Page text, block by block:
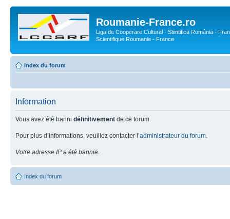
Roumanie-France.ro
Liga de Cooperare Cultural - Stiintifica România -
Scientifique Roumanie - France
Index du forum
Information
Vous avez été banni définitivement de ce forum.
Pour plus d’informations, veuillez contacter l’administrateur du forum
Votre adresse IP a été bannie.
Index du forum